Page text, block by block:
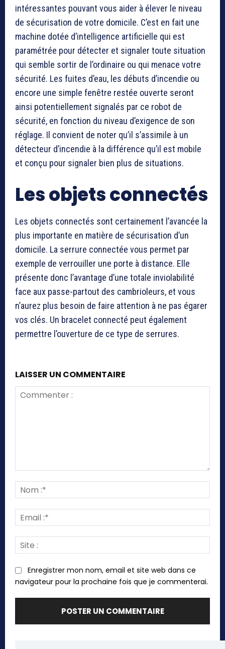
intéressantes pouvant vous aider à élever le niveau
de sécurisation de votre domicile. C’est en fait une
machine dotée d’intelligence artificielle qui est
paramétrée pour détecter et signaler toute situation
qui semble sortir de l’ordinaire ou qui menace votre
sécurité. Les fuites d’eau, les débuts d’incendie ou
encore une simple fenêtre restée ouverte seront
ainsi potentiellement signalés par ce robot de
sécurité, en fonction du niveau d’exigence de son
réglage. Il convient de noter qu’il s’assimile à un
détecteur d’incendie à la différence qu’il est mobile
et conçu pour signaler bien plus de situations.
Les objets connectés
Les objets connectés sont certainement l’avancée la
plus importante en matière de sécurisation d’un
domicile. La serrure connectée vous permet par
exemple de verrouiller une porte à distance. Elle
présente donc l’avantage d’une totale inviolabilité
face aux passe-partout des cambrioleurs, et vous
n’aurez plus besoin de faire attention à ne pas égarer
vos clés. Un bracelet connecté peut également
permettre l’ouverture de ce type de serrures.
LAISSER UN COMMENTAIRE
:*
:*
:
Enregistrer mon nom, email et site web dans ce
navigateur pour la prochaine fois que je commenterai.